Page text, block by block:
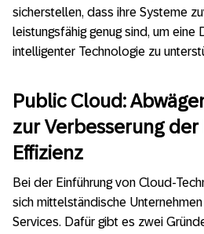
sicherstellen, dass ihre Systeme
leistungsfähig genug sind, um eine
intelligenter Technologie zu
Public Cloud:
zur Verbesserung der
Effizienz
Bei der Einführung von Cloud-
sich mittelständische
Services. Dafür gibt es zwei